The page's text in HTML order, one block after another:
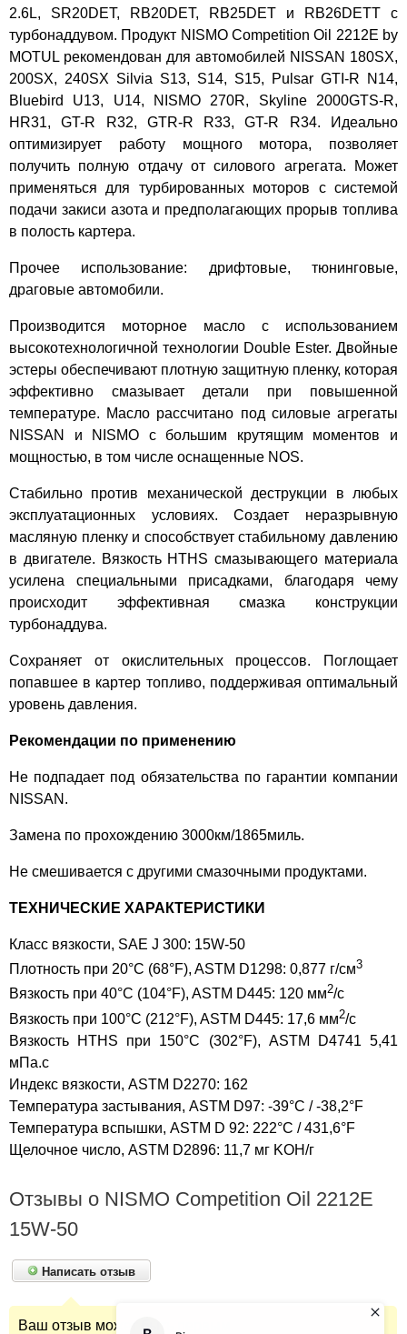
2.6L, SR20DET, RB20DET, RB25DET и RB26DETT с
турбонаддувом. Продукт NISMO Competition Oil 2212E by
MOTUL рекомендован для автомобилей NISSAN 180SX,
200SX, 240SX Silvia S13, S14, S15, Pulsar GTI-R N14,
Bluebird U13, U14, NISMO 270R, Skyline 2000GTS-R,
HR31, GT-R R32, GTR-R R33, GT-R R34. Идеально
оптимизирует работу мощного мотора, позволяет
получить полную отдачу от силового агрегата. Может
применяться для турбированных моторов с системой
подачи закиси азота и предполагающих прорыв топлива
в полость картера.
Прочее использование: дрифтовые, тюнинговые,
драговые автомобили.
Производится моторное масло с использованием
высокотехнологичной технологии Double Ester. Двойные
эстеры обеспечивают плотную защитную пленку, которая
эффективно смазывает детали при повышенной
температуре. Масло рассчитано под силовые агрегаты
NISSAN и NISMO с большим крутящим моментов и
мощностью, в том числе оснащенные NOS.
Стабильно против механической деструкции в любых
эксплуатационных условиях. Создает неразрывную
масляную пленку и способствует стабильному давлению
в двигателе. Вязкость HTHS смазывающего материала
усилена специальными присадками, благодаря чему
происходит эффективная смазка конструкции
турбонаддува.
Сохраняет от окислительных процессов. Поглощает
попавшее в картер топливо, поддерживая оптимальный
уровень давления.
Рекомендации по применению
Не подпадает под обязательства по гарантии компании
NISSAN.
Замена по прохождению 3000км/1865миль.
Не смешивается с другими смазочными продуктами.
ТЕХНИЧЕСКИЕ ХАРАКТЕРИСТИКИ
Класс вязкости, SAE J 300: 15W-50
Плотность при 20°C (68°F), ASTM D1298: 0,877 г/см3
Вязкость при 40°C (104°F), ASTM D445: 120 мм2/с
Вязкость при 100°C (212°F), ASTM D445: 17,6 мм2/с
Вязкость HTHS при 150°С (302°F), ASTM D4741 5,41
мПа.с
Индекс вязкости, ASTM D2270: 162
Температура застывания, ASTM D97: -39°C / -38,2°F
Температура вспышки, ASTM D 92: 222°C / 431,6°F
Щелочное число, ASTM D2896: 11,7 мг KOH/г
Отзывы о NISMO Competition Oil 2212E
15W-50
Написать отзыв
Ваш отзыв может быть первым.